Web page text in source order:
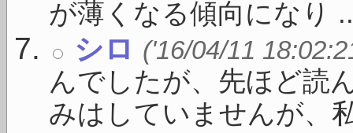
が薄くなる傾向になり
シロ ('16/04/11
んでしたが、先ほど読
みはしていませんが、